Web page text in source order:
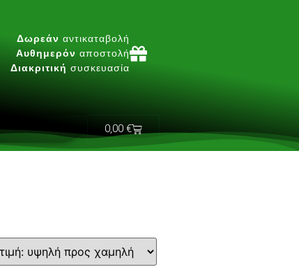
Δωρεάναντικαταβολή
Αυθημερόναποστολή
Διακριτικήσυσκευασία
0,00€